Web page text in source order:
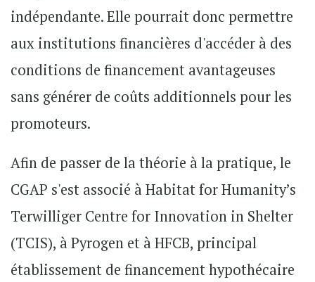
indépendante. Elle pourrait donc permettre
aux institutions financières d'accéder à des
conditions de financement avantageuses
sans générer de coûts additionnels pour les
promoteurs.
Afin de passer de la théorie à la pratique, le
CGAP s'est associé à Habitat for Humanity’s
Terwilliger Centre for Innovation in Shelter
(TCIS), à Pyrogen et à HFCB, principal
établissement de financement hypothécaire